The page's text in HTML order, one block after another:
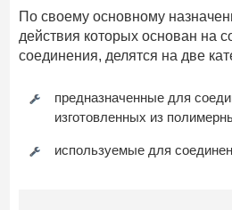
По своему основному
действия которых основан на
соединения, делятся на две
предназначенные для
изготовленных из
используемые для